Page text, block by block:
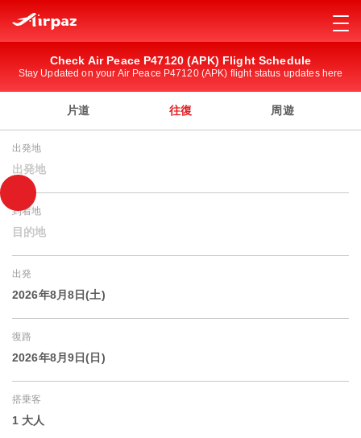
Check Air Peace P47120 (APK) Flight Schedule
Stay Updated on your Air Peace P47120 (APK) flight status updates here
片道 往復 周遊
出発地
出発地
到着地
目的地
出発
2026年8月8日(土)
復路
2026年8月9日(日)
搭乗客
1 大人